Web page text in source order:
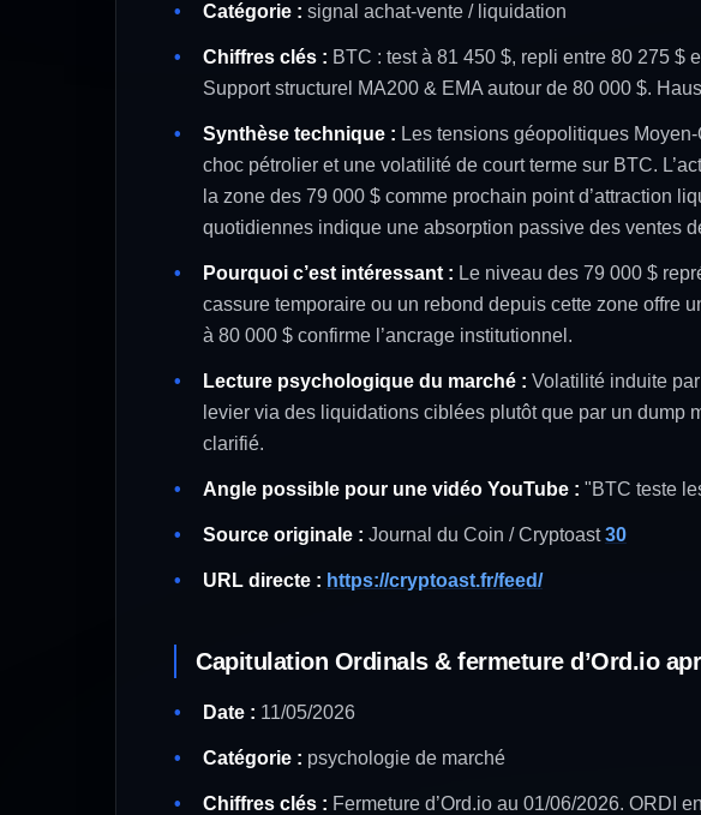
Catégorie : signal achat-vente / liquidation
Chiffres clés : BTC : test à 81 450 $, repli entre 80 275 $
Support structurel MA200 & EMA autour de 80 000 $.
Synthèse technique : Les tensions géopolitiques
choc pétrolier et une volatilité de court terme sur BTC.
la zone des 79 000 $ comme prochain point d’attraction
quotidiennes indique une absorption passive des ventes
Pourquoi c’est intéressant : Le niveau des 79 000 $
cassure temporaire ou un rebond depuis cette zone offre
à 80 000 $ confirme l’ancrage institutionnel.
Lecture psychologique du marché : Volatilité induite
levier via des liquidations ciblées plutôt que par un dump
clarifié.
Angle possible pour une vidéo YouTube : "BTC teste
Source originale : Journal du Coin / Cryptoast30
URL directe : https://cryptoast.fr/feed/
Capitulation Ordinals & fermeture d’Ord.io
Date : 11/05/2026
Catégorie : psychologie de marché
Chiffres clés : Fermeture d’Ord.io au 01/06/2026. ORDI